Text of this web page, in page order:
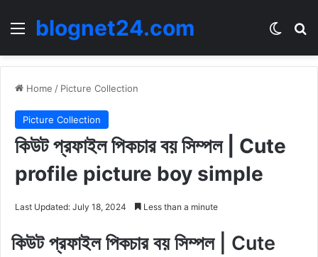
Menublognet24.com
Home / Picture Collection
Picture Collection
কিউট প্রফাইল পিকচার বয় সিম্পল | Cute
profile picture boy simple
Last Updated: July 18, 2024 Less than a minute
কিউট প্রফাইল পিকচার বয় সিম্পল | Cute